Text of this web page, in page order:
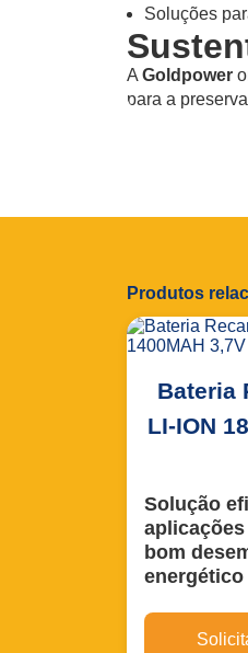
Soluções
A Goldpower
para a
Produtos
Bateria
LI-ION
Solução
bom
Com
ideal para